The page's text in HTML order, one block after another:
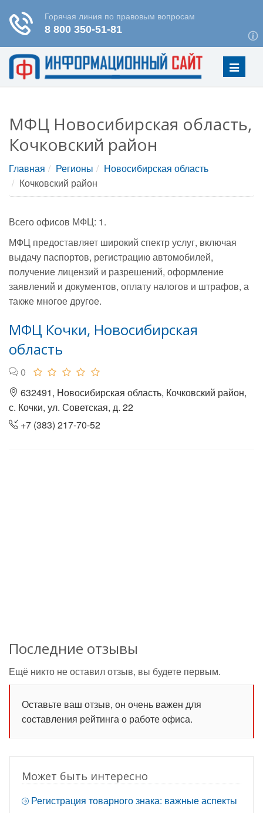
Меню
МФЦ Новосибирская область,
Кочковский район
Главная Регионы
Новосибирская область
Кочковский район
Всего офисов МФЦ: 1.
МФЦ предоставляет широкий спектр услуг, включая
выдачу паспортов, регистрацию автомобилей,
получение лицензий и разрешений, оформление
заявлений и документов, оплату налогов и штрафов, а
также многое другое.
МФЦ Кочки, Новосибирская
область
0
632491, Новосибирская область, Кочковский район,
с. Кочки, ул. Советская, д. 22
+7 (383) 217-70-52
Последние отзывы
Ещё никто не оставил отзыв, вы будете первым.
Оставьте ваш отзыв, он очень важен для
составления рейтинга о работе офиса.
Может быть интересно
Регистрация товарного знака: важные аспекты